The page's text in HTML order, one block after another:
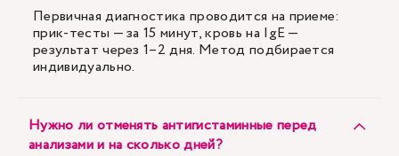
Первичная диагностика проводится на приеме:
прик-тесты — за 15 минут, кровь на IgE —
результат через 1–2 дня. Метод подбирается
индивидуально.
Нужно ли отменять антигистаминные перед
анализами и на сколько дней?